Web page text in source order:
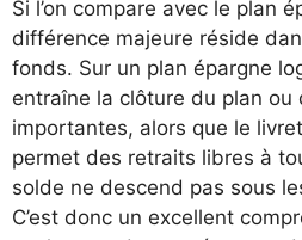
Si l’on compare avec le plan
différence majeure réside
fonds. Sur un plan épargne
entraîne la clôture du plan ou
importantes, alors que le
permet des retraits libres à
solde ne descend pas sous
C’est donc un excellent